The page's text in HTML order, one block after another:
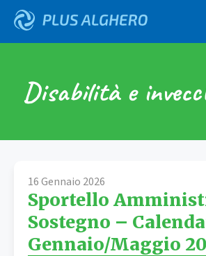
Disabilità e
16 Gennaio 2026
Sportello
Sostegno –
Gennaio/Maggio